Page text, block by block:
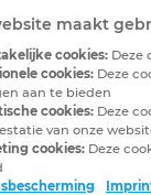
maakt
cookies: Deze
cookies: Deze
aan te bieden
cookies: Deze
van onze
cookies: Deze